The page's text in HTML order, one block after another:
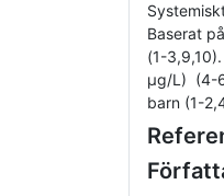
Baserat
(1-
µg/L) (4-
barn (1-